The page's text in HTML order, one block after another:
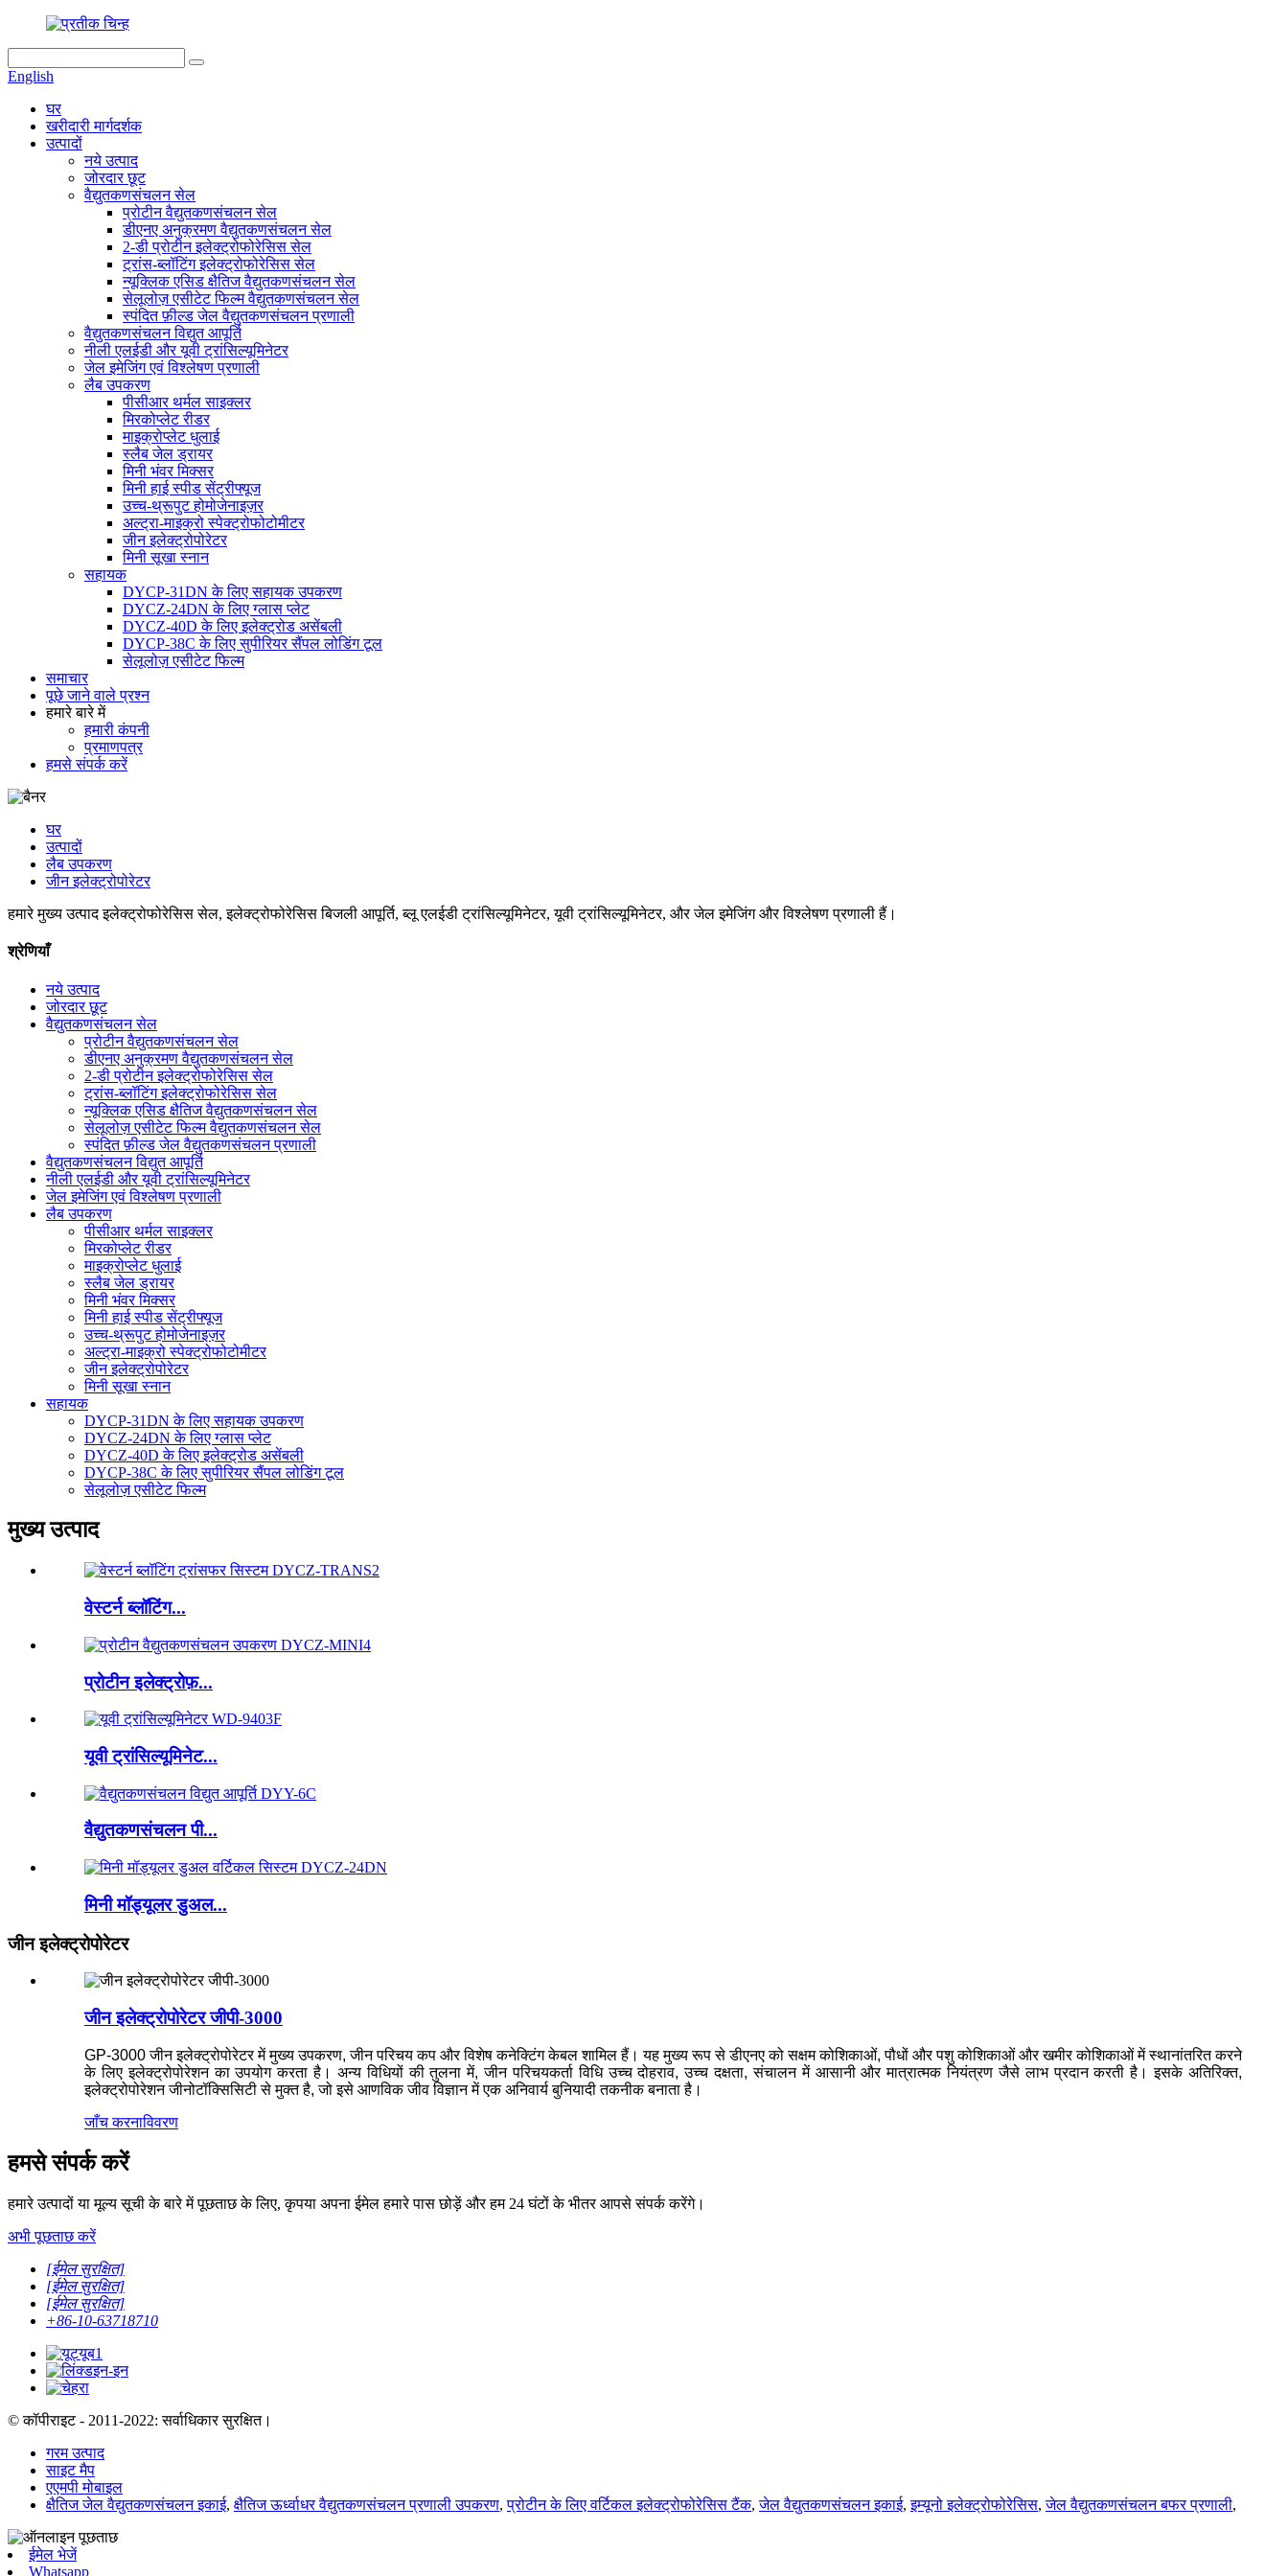
English
घर
खरीदारी मार्गदर्शक
उत्पादों
नये उत्पाद
जोरदार छूट
वैद्युतकणसंचलन सेल
प्रोटीन वैद्युतकणसंचलन सेल
डीएनए अनुक्रमण वैद्युतकणसंचलन सेल
2-डी प्रोटीन इलेक्ट्रोफोरेसिस सेल
ट्रांस-ब्लॉटिंग इलेक्ट्रोफोरेसिस सेल
न्यूक्लिक एसिड क्षैतिज वैद्युतकणसंचलन सेल
सेलूलोज़ एसीटेट फिल्म वैद्युतकणसंचलन सेल
स्पंदित फ़ील्ड जेल वैद्युतकणसंचलन प्रणाली
वैद्युतकणसंचलन विद्युत आपूर्ति
नीली एलईडी और यूवी ट्रांसिल्यूमिनेटर
जेल इमेजिंग एवं विश्लेषण प्रणाली
लैब उपकरण
पीसीआर थर्मल साइक्लर
मिरकोप्लेट रीडर
माइक्रोप्लेट धुलाई
स्लैब जेल ड्रायर
मिनी भंवर मिक्सर
मिनी हाई स्पीड सेंट्रीफ्यूज
उच्च-थ्रूपुट होमोजेनाइज़र
अल्ट्रा-माइक्रो स्पेक्ट्रोफोटोमीटर
जीन इलेक्ट्रोपोरेटर
मिनी सूखा स्नान
सहायक
DYCP-31DN के लिए सहायक उपकरण
DYCZ-24DN के लिए ग्लास प्लेट
DYCZ-40D के लिए इलेक्ट्रोड असेंबली
DYCP-38C के लिए सुपीरियर सैंपल लोडिंग टूल
सेलूलोज़ एसीटेट फिल्म
समाचार
पूछे जाने वाले प्रश्न
हमारे बारे में
हमारी कंपनी
प्रमाणपत्र
हमसे संपर्क करें
घर
उत्पादों
लैब उपकरण
जीन इलेक्ट्रोपोरेटर
हमारे मुख्य उत्पाद इलेक्ट्रोफोरेसिस सेल, इलेक्ट्रोफोरेसिस बिजली आपूर्ति, ब्लू एलईडी ट्रांसिल्यूमिनेटर, यूवी ट्रांसिल्यूमिनेटर, और जेल इमेजिंग और विश्लेषण प्रणाली हैं।
श्रेणियाँ
नये उत्पाद
जोरदार छूट
वैद्युतकणसंचलन सेल
प्रोटीन वैद्युतकणसंचलन सेल
डीएनए अनुक्रमण वैद्युतकणसंचलन सेल
2-डी प्रोटीन इलेक्ट्रोफोरेसिस सेल
ट्रांस-ब्लॉटिंग इलेक्ट्रोफोरेसिस सेल
न्यूक्लिक एसिड क्षैतिज वैद्युतकणसंचलन सेल
सेलूलोज़ एसीटेट फिल्म वैद्युतकणसंचलन सेल
स्पंदित फ़ील्ड जेल वैद्युतकणसंचलन प्रणाली
वैद्युतकणसंचलन विद्युत आपूर्ति
नीली एलईडी और यूवी ट्रांसिल्यूमिनेटर
जेल इमेजिंग एवं विश्लेषण प्रणाली
लैब उपकरण
पीसीआर थर्मल साइक्लर
मिरकोप्लेट रीडर
माइक्रोप्लेट धुलाई
स्लैब जेल ड्रायर
मिनी भंवर मिक्सर
मिनी हाई स्पीड सेंट्रीफ्यूज
उच्च-थ्रूपुट होमोजेनाइज़र
अल्ट्रा-माइक्रो स्पेक्ट्रोफोटोमीटर
जीन इलेक्ट्रोपोरेटर
मिनी सूखा स्नान
सहायक
DYCP-31DN के लिए सहायक उपकरण
DYCZ-24DN के लिए ग्लास प्लेट
DYCZ-40D के लिए इलेक्ट्रोड असेंबली
DYCP-38C के लिए सुपीरियर सैंपल लोडिंग टूल
सेलूलोज़ एसीटेट फिल्म
मुख्य उत्पाद
वेस्टर्न ब्लॉटिंग...
प्रोटीन इलेक्ट्रोफ़...
यूवी ट्रांसिल्यूमिनेट...
वैद्युतकणसंचलन पी...
मिनी मॉड्यूलर डुअल...
जीन इलेक्ट्रोपोरेटर
जीन इलेक्ट्रोपोरेटर जीपी-3000
GP-3000 जीन इलेक्ट्रोपोरेटर में मुख्य उपकरण, जीन परिचय कप और विशेष कनेक्टिंग केबल शामिल हैं। यह मुख्य रूप से डीएनए को सक्षम कोशिकाओं, पौधों और पशु कोशिकाओं और खमीर कोशिकाओं में स्थानांतरित करने
के लिए इलेक्ट्रोपोरेशन का उपयोग करता है। अन्य विधियों की तुलना में, जीन परिचयकर्ता विधि उच्च दोहराव, उच्च दक्षता, संचालन में आसानी और मात्रात्मक नियंत्रण जैसे लाभ प्रदान करती है। इसके अतिरिक्त,
इलेक्ट्रोपोरेशन जीनोटॉक्सिसिटी से मुक्त है, जो इसे आणविक जीव विज्ञान में एक अनिवार्य बुनियादी तकनीक बनाता है।
जाँच करनाविवरण
हमसे संपर्क करें
हमारे उत्पादों या मूल्य सूची के बारे में पूछताछ के लिए, कृपया अपना ईमेल हमारे पास छोड़ें और हम 24 घंटों के भीतर आपसे संपर्क करेंगे।
अभी पूछताछ करें
[ईमेल सुरक्षित]
[ईमेल सुरक्षित]
[ईमेल सुरक्षित]
+86-10-63718710
© कॉपीराइट - 2011-2022: सर्वाधिकार सुरक्षित।
गरम उत्पाद
साइट मैप
एएमपी मोबाइल
क्षैतिज जेल वैद्युतकणसंचलन इकाई, क्षैतिज ऊर्ध्वाधर वैद्युतकणसंचलन प्रणाली उपकरण,प्रोटीन के लिए वर्टिकल इलेक्ट्रोफोरेसिस टैंक,जेल वैद्युतकणसंचलन इकाई,इम्यूनो इलेक्ट्रोफोरेसिस,जेल वैद्युतकणसंचलन बफर प्रणाली,
ईमेल भेजें
Whatsapp